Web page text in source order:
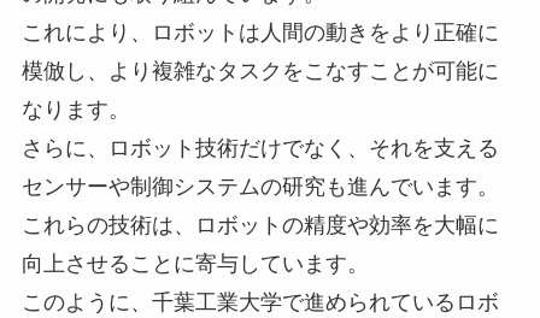
これにより、ロボットは人間の動きをより正確に
模倣し、より複雑なタスクをこなすことが可能に
なります。
さらに、ロボット技術だけでなく、それを支える
センサーや制御システムの研究も進んでいます。
これらの技術は、ロボットの精度や効率を大幅に
向上させることに寄与しています。
このように、千葉工業大学で進められているロボ